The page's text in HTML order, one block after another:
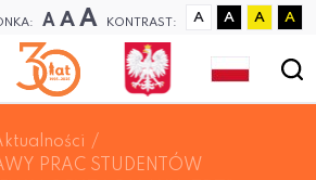
A A A KONTRAST: A A A A
PRAC STUDENTÓW